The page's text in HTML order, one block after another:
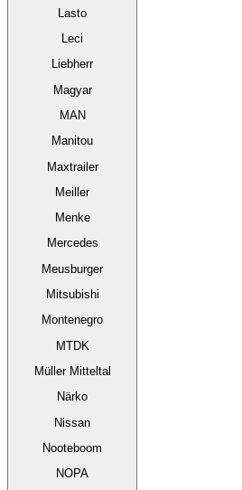
Lasto
Leci
Liebherr
Magyar
MAN
Manitou
Maxtrailer
Meiller
Menke
Mercedes
Meusburger
Mitsubishi
Montenegro
MTDK
Müller Mitteltal
Närko
Nissan
Nooteboom
NOPA